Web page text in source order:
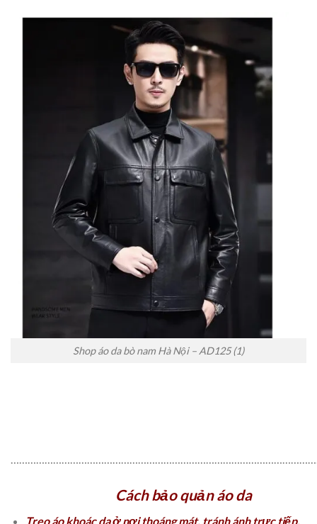
Shop áo da bò nam Hà Nội – AD125 (1)
Cách bảo quản áo da
Treo áo khoác da ở nơi thoáng mát, tránh ánh trực tiếp.